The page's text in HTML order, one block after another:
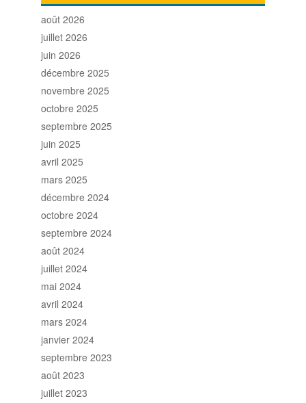
août 2026
juillet 2026
juin 2026
décembre 2025
novembre 2025
octobre 2025
septembre 2025
juin 2025
avril 2025
mars 2025
décembre 2024
octobre 2024
septembre 2024
août 2024
juillet 2024
mai 2024
avril 2024
mars 2024
janvier 2024
septembre 2023
août 2023
juillet 2023